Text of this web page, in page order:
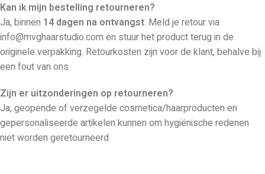
Kan ik mijn bestelling retourneren?
Ja, binnen 14 dagen na ontvangst. Meld je retour via
info@mvghaarstudio.com en stuur het product terug in de
originele verpakking. Retourkosten zijn voor de klant, behalve bij
een fout van ons
Zijn er uitzonderingen op retourneren?
Ja, geopende of verzegelde cosmetica/haarproducten en
gepersonaliseerde artikelen kunnen om hygiënische redenen
niet worden geretourneerd